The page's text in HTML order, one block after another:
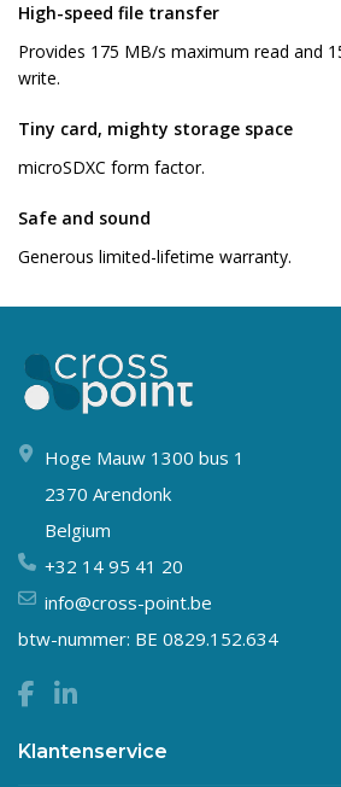
High-speed file transfer
Provides 175 MB/s maximum read and
write.
Tiny card, mighty storage space
microSDXC form factor.
Safe and sound
Generous limited-lifetime warranty.
Hoge Mauw 1300 bus 1
2370 Arendonk
Belgium
+32 14 95 41 20
info@cross-point.be
btw-nummer: BE 0829.152.634
Klantenservice